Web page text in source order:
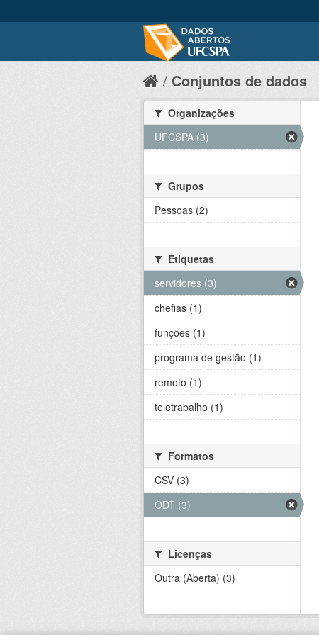
Conjuntos de dados
Organizações
UFCSPA (3)
Grupos
Pessoas (2)
Etiquetas
servidores (3)
chefias (1)
funções (1)
programa de gestão (1)
remoto (1)
teletrabalho (1)
Formatos
CSV (3)
ODT (3)
Licenças
Outra (Aberta) (3)